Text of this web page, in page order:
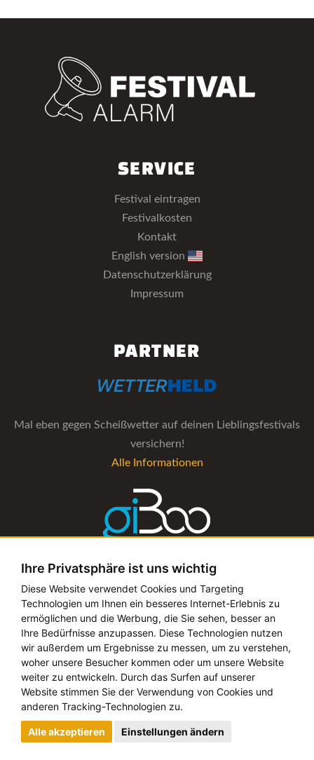
Ihre Privatsphäre ist uns wichtig
Diese Website verwendet Cookies und Targeting
Technologien um Ihnen ein besseres Internet-Erlebnis zu
ermöglichen und die Werbung, die Sie sehen, besser an
Ihre Bedürfnisse anzupassen. Diese Technologien nutzen
wir außerdem um Ergebnisse zu messen, um zu verstehen,
woher unsere Besucher kommen oder um unsere Website
weiter zu entwickeln. Durch das Surfen auf unserer
Website stimmen Sie der Verwendung von Cookies und
anderen Tracking-Technologien zu.
Alle akzeptieren Einstellungen ändern
SERVICE
Festival eintragen
Festivalkosten
Kontakt
English version
Datenschutzerklärung
Impressum
PARTNER
Mal eben gegen Scheißwetter auf deinen Lieblingsfestivals
versichern!
Alle Informationen
Die Verwaltungs-Software für alle Künstler- und
Bookingagenturen
Alle Informationen
Copyright © 2019 - 2026 festival-alarm.com | ein